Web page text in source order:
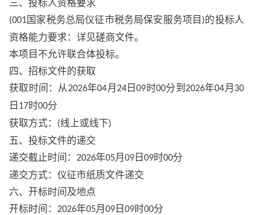
三、投标人资格要求
(001国家税务总局仪征市税务局保安服务项目 )的投标人
资格能力要求：详见磋商文件。
本项目不允许联合体投标。
四、招标文件的获取
获取时间：从2026年04月 24日09时00分到 2026年04月 30
日 17时00分
获取方式： (线上或线下)
五、投标文件的递交
递交截止时间： 2026年05月 09 日 09时00分
递交方式：仪征市纸质文件递交
六、开标时间及地点
开标时间： 2026年05月 09 日 09时00分